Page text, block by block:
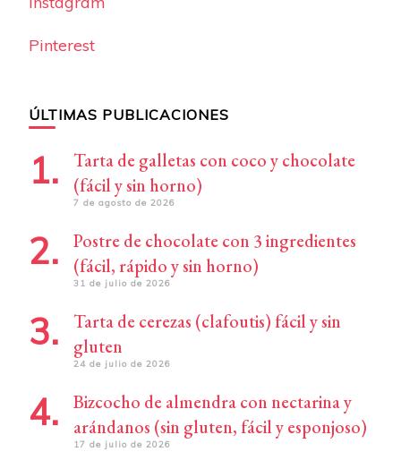
Pinterest
ÚLTIMAS PUBLICACIONES
Tarta de galletas con coco y chocolate
(fácil y sin horno)
7 de agosto de 2026
Postre de chocolate con 3 ingredientes
(fácil, rápido y sin horno)
31 de julio de 2026
Tarta de cerezas (clafoutis) fácil y sin
gluten
24 de julio de 2026
Bizcocho de almendra con nectarina y
arándanos (sin gluten, fácil y esponjoso)
17 de julio de 2026